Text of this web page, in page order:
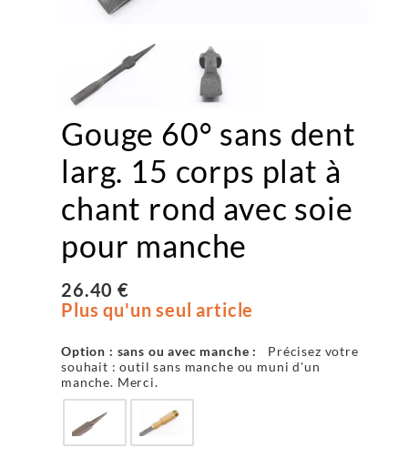
Gouge 60° sans dent
larg. 15 corps plat à
chant rond avec soie
pour manche
26.40 €
Plus qu'un seul article
Option : sans ou avec manche :
Précisez votre
souhait : outil sans manche ou muni d'un
manche. Merci.